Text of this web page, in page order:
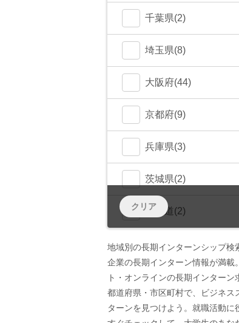
渋谷区(75)
新宿区(67)
千代田区(54)
中央区(50)
品川区(30)
豊島区(14)
目黒区(14)
世田谷区(7)
横浜市(23)
川崎市(4)
鎌倉市(1)
大和市(0)
千葉県(2)
船橋市(0)
千葉市(0)
埼玉県(8)
さいたま市(4)
大阪府(44)
大阪市(39)
豊中市(3)
吹田市(1)
京都府(9)
京都市(9)
兵庫県(3)
神戸市(1)
茨城県(2)
つくば市(1)
北海道(2)
札幌市(1)
岩手県(0)
宮城県(2)
仙台市(2)
群馬県(1)
クリア
地域別の長期インターンシップ検
企業の長期インターン情報が満
ト・オンラインの長期インター
都道府県・市区町村で、ビジネ
ターンを見つけよう。就職活動